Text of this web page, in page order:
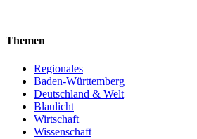
Themen
Regionales
Baden-Württemberg
Deutschland & Welt
Blaulicht
Wirtschaft
Wissenschaft